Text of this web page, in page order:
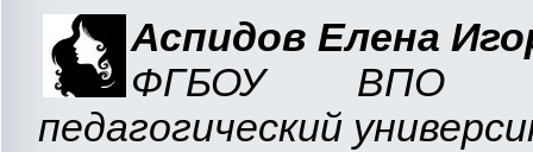
Аспидов Елена
ФГБОУ ВПО
педагогический